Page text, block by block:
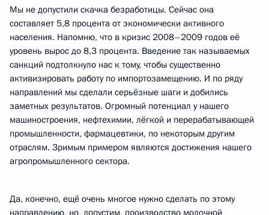
Мы не допустили скачка безработицы. Сейчас она
составляет 5,8 процента от экономически активного
населения. Напомню, что в кризис 2008–2009 годов её
уровень вырос до 8,3 процента. Введение так называемых
санкций подтолкнуло нас к тому, чтобы существенно
активизировать работу по импортозамещению. И по ряду
направлений мы сделали серьёзные шаги и добились
заметных результатов. Огромный потенциал у нашего
машиностроения, нефтехимии, лёгкой и перерабатывающей
промышленности, фармацевтики, по некоторым другим
отраслям. Зримым примером являются достижения нашего
агропромышленного сектора.
Да, конечно, ещё очень многое нужно сделать по этому
направлению, но, допустим, производство молочной